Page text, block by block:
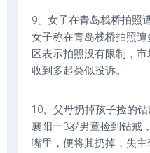
9、女子在青岛栈桥拍照
女子称在青岛栈桥拍照
区表示拍照没有限制，
收到多起类似投诉。
10、父母扔掉孩子捡的
襄阳一3岁男童捡到钻戒
嘴里，便将其扔掉，失